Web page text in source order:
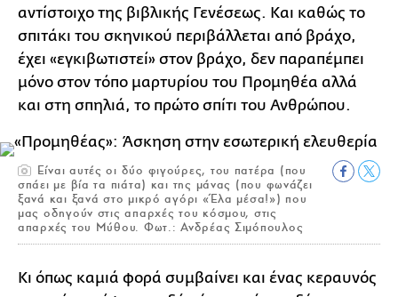
αντίστοιχο της βιβλικής Γενέσεως. Και καθώς το
σπιτάκι του σκηνικού περιβάλλεται από βράχο,
έχει «εγκιβωτιστεί» στον βράχο, δεν παραπέμπει
μόνο στον τόπο μαρτυρίου του Προμηθέα αλλά
και στη σπηλιά, το πρώτο σπίτι του Ανθρώπου.
Είναι αυτές οι δύο φιγούρες, του πατέρα (που
σπάει με βία τα πιάτα) και της μάνας (που φωνάζει
ξανά και ξανά στο μικρό αγόρι «Έλα μέσα!») που
μας οδηγούν στις απαρχές του κόσμου, στις
απαρχές του Μύθου. Φωτ.: Ανδρέας Σιμόπουλος
Κι όπως καμιά φορά συμβαίνει και ένας κεραυνός